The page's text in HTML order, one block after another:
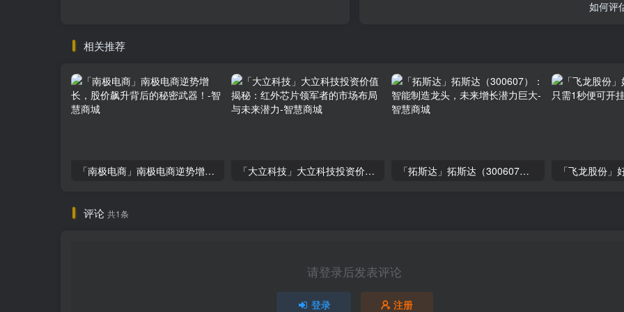
如何评
相关推荐
「南极电商」南极电商逆势增长，股价飙升背后的秘密武器！ 「大立科技」大立科技投资价值揭秘：红外芯片领军者的市场布局与未来潜力 「拓斯达」拓斯达（300607）：智能制造龙头，未来增长潜力巨大
评论 共1条
请登录后发表评论
登录 注册